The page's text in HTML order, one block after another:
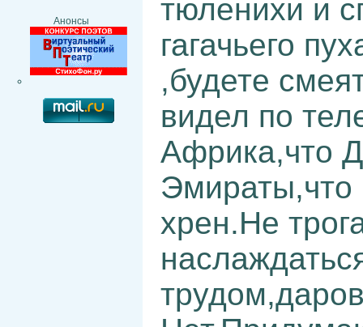
Анонсы
тюленихи и
гагачьего
,будете
видел по
Африка,что
Эмираты,что
хрен.Не